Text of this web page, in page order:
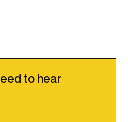
to hear